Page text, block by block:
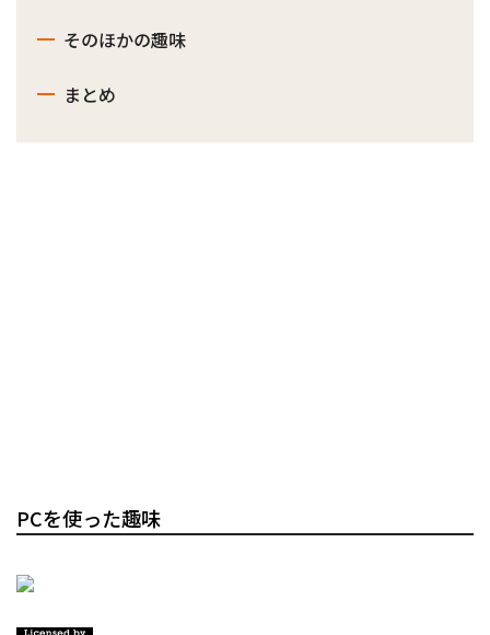
そのほかの趣味
まとめ
PCを使った趣味